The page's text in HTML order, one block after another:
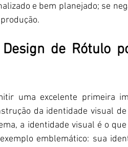
e bem planejado; se
de Rótulo
uma excelente primeira
da identidade visual
a identidade visual é o
emblemático: sua